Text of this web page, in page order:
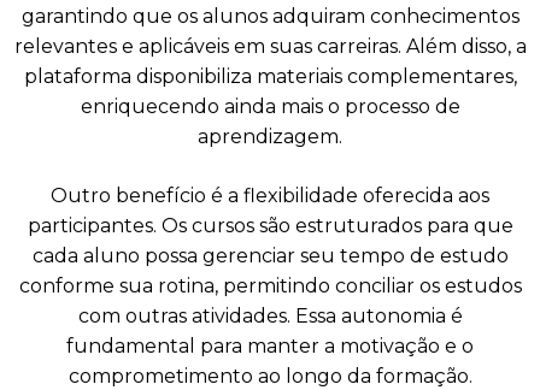
garantindo que os alunos adquiram conhecimentos
relevantes e aplicáveis em suas carreiras. Além disso, a
plataforma disponibiliza materiais complementares,
enriquecendo ainda mais o processo de
aprendizagem.
Outro benefício é a flexibilidade oferecida aos
participantes. Os cursos são estruturados para que
cada aluno possa gerenciar seu tempo de estudo
conforme sua rotina, permitindo conciliar os estudos
com outras atividades. Essa autonomia é
fundamental para manter a motivação e o
comprometimento ao longo da formação.